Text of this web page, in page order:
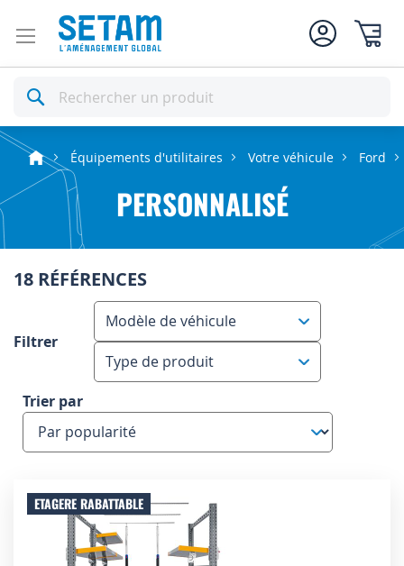
Rechercher
Équipements d'utilitaires Votre véhicule Ford
PERSONNALISÉ
18 RÉFÉRENCES
Filtrer
Modèle de véhicule
Type de produit
Trier par
ETAGERE RABATTABLE